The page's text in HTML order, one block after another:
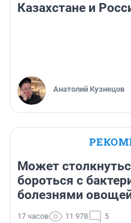
Казахстане и
Анатолий Кузнецов
Может
бороться с
болезнями
17 часов 11 978 5